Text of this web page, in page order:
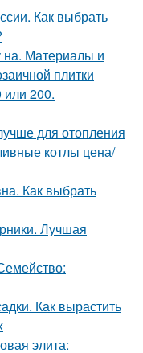
Как выбрать
на. Материалы и
плитки
или 200.
для отопления
котлы цена/
Как выбрать
Лучшая
Как вырастить
элита: